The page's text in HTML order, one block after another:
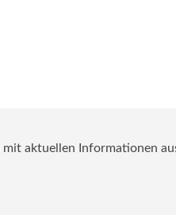
aktuellen Informationen